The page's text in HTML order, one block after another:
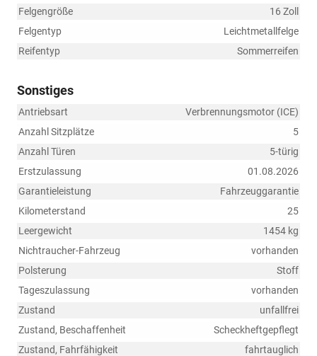
Felgengröße
16 Zoll
Felgentyp
Leichtmetallfelge
Reifentyp
Sommerreifen
Sonstiges
Antriebsart
Verbrennungsmotor (ICE)
Anzahl Sitzplätze
5
Anzahl Türen
5-türig
Erstzulassung
01.08.2026
Garantieleistung
Fahrzeuggarantie
Kilometerstand
25
Leergewicht
1454 kg
Nichtraucher-Fahrzeug
vorhanden
Polsterung
Stoff
Tageszulassung
vorhanden
Zustand
unfallfrei
Zustand, Beschaffenheit
Scheckheftgepflegt
Zustand, Fahrfähigkeit
fahrtauglich